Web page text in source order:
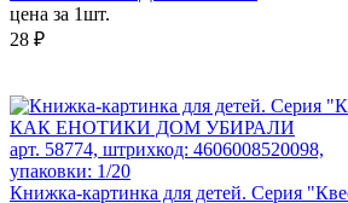
цена за 1шт.
28 ₽
арт. 58774, штрихкод: 4606008520098,
упаковки: 1/20
Книжка-картинка для детей. Серия